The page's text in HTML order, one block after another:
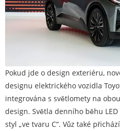
Pokud jde o design exteriéru,
designu elektrického vozidla
integrována s světlomety na
design. Světla denního běhu
styl „ve tvaru C“. Vůz také